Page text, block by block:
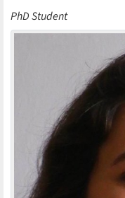
PhD Student